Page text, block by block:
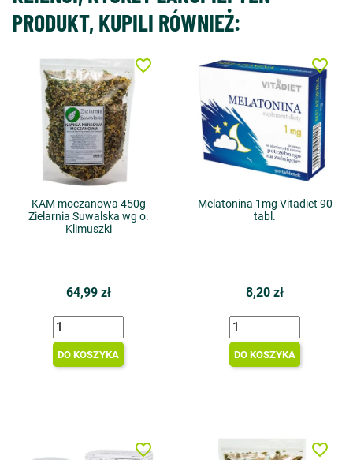
PRODUKT, KUPILI RÓWNIEŻ:
KAM moczanowa 450g
Zielarnia Suwalska wg o.
Klimuszki
64,99 zł
DO KOSZYKA
favorite_border
Melatonina 1mg Vitadiet 90
tabl.
8,20 zł
DO KOSZYKA
favorite_border
favorite_border favorite_border